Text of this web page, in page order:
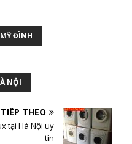
ĐÌNH
NỘI
TIẾP THEO
tại Hà Nội uy
tín